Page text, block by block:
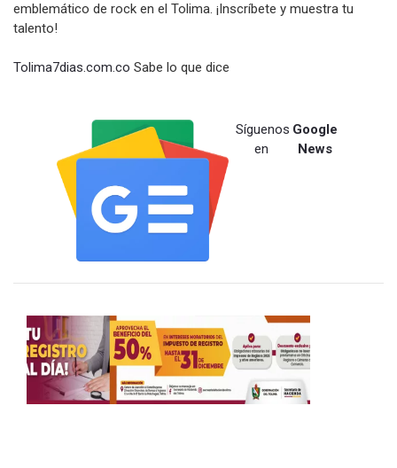
emblemático de rock en el Tolima. ¡Inscríbete y muestra tu
talento!
Tolima7dias.com.co Sabe lo que dice
Síguenos
en
Google
News